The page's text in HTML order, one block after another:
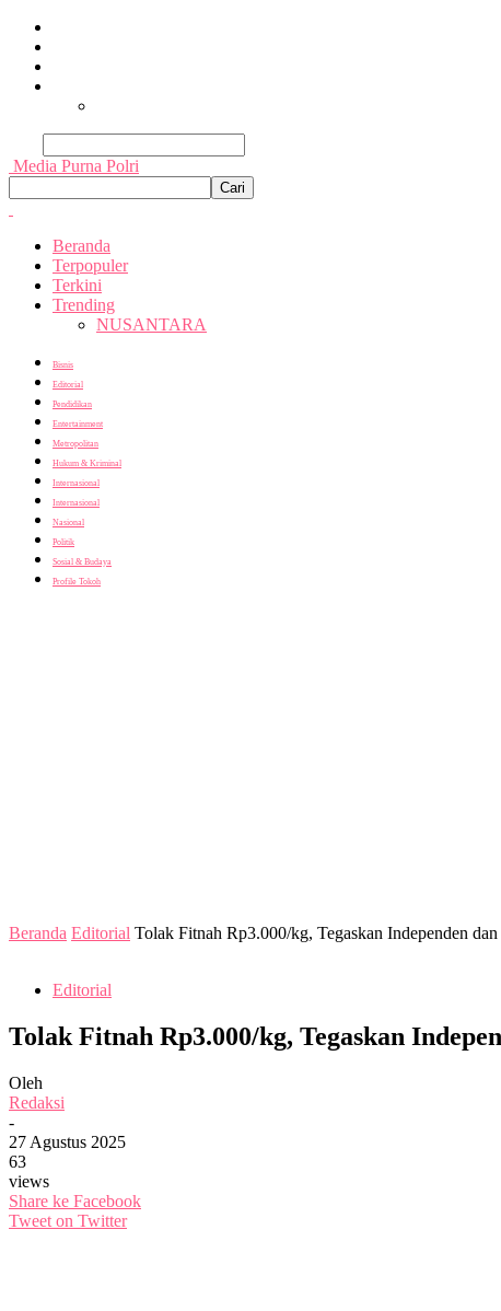
Media Purna Polri
Beranda
Terpopuler
Terkini
Trending
NUSANTARA
Bisnis
Editorial
Pendidikan
Entertainment
Metropolitan
Hukum & Kriminal
Internasional
Internasional
Nasional
Politik
Sosial & Budaya
Profile Tokoh
Beranda Editorial Tolak Fitnah Rp3.000/kg, Tegaskan Independen
Editorial
Tolak Fitnah Rp3.000/kg, Tegaskan
Oleh
Redaksi
-
27 Agustus 2025
63
views
Share ke Facebook
Tweet on Twitter